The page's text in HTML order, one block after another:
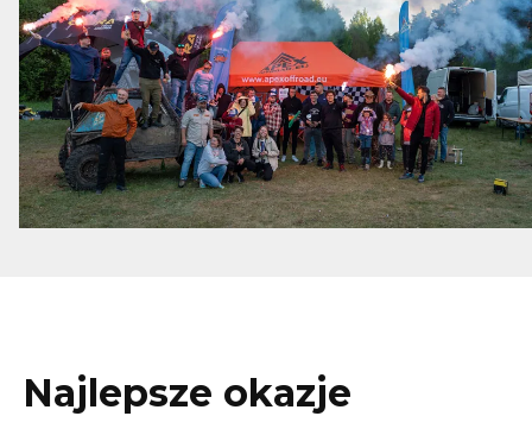
Najlepsze okazje